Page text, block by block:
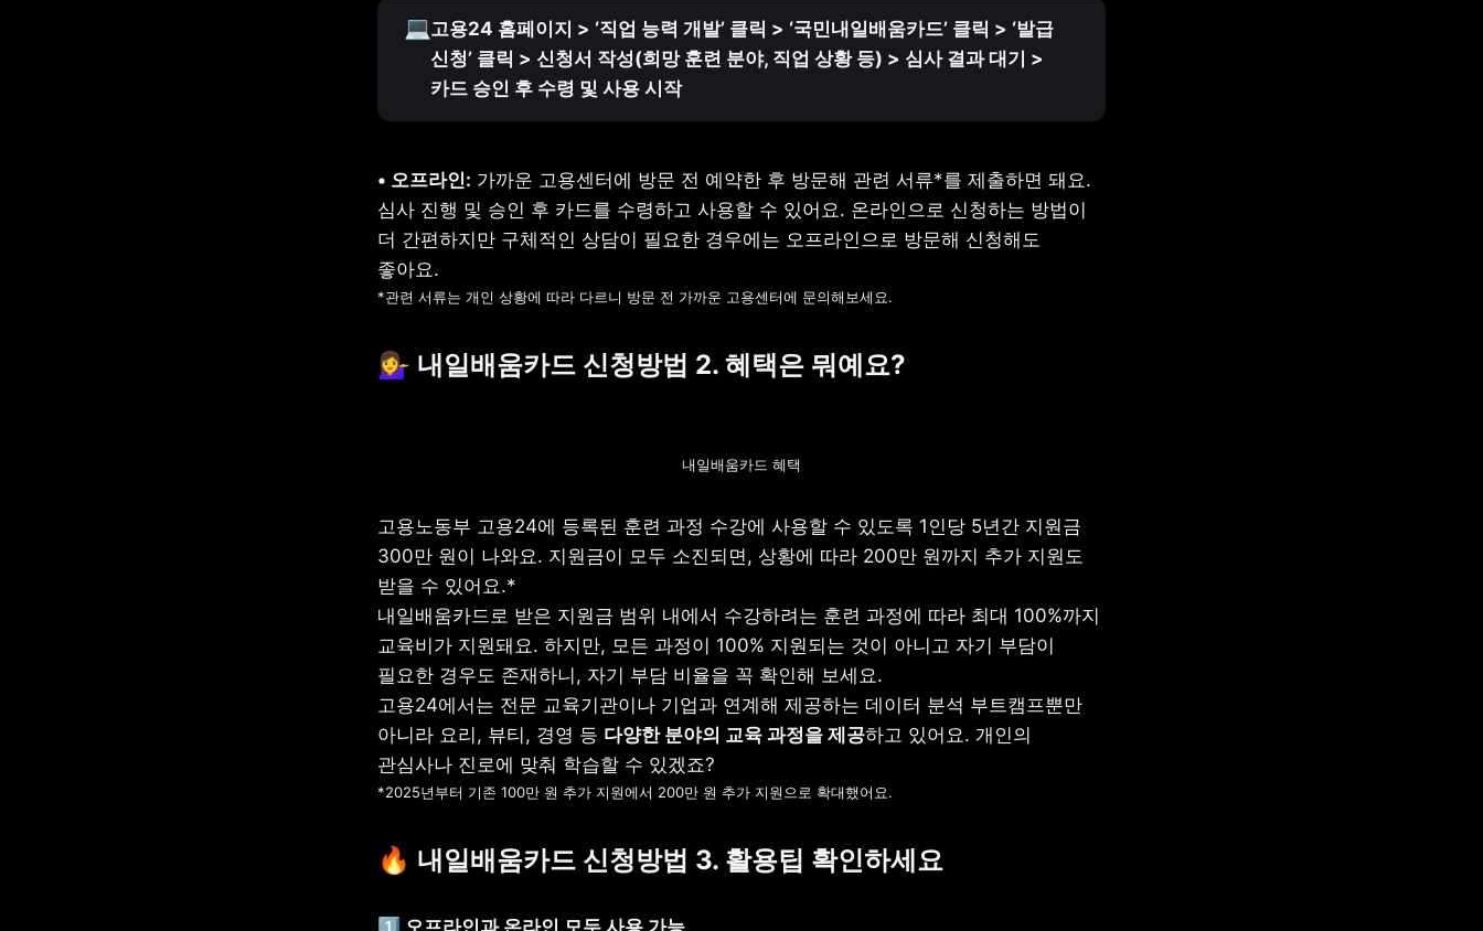
💻고용24 홈페이지 > ‘직업 능력 개발’ 클릭 > ‘국민내일배움카드’ 클릭 > ‘발급
신청’ 클릭 > 신청서 작성(희망 훈련 분야, 직업 상황 등) > 심사 결과 대기 >
카드 승인 후 수령 및 사용 시작
• 오프라인: 가까운 고용센터에 방문 전 예약한 후 방문해 관련 서류*를 제출하면 돼요.
심사 진행 및 승인 후 카드를 수령하고 사용할 수 있어요. 온라인으로 신청하는 방법이
더 간편하지만 구체적인 상담이 필요한 경우에는 오프라인으로 방문해 신청해도
*관련 서류는 개인 상황에 따라 다르니 방문 전 가까운 고용센터에 문의해보세요.
💁‍♀️ 내일배움카드 신청방법 2. 혜택은 뭐예요?
내일배움카드 혜택
고용노동부 고용24에 등록된 훈련 과정 수강에 사용할 수 있도록 1인당 5년간 지원금
300만 원이 나와요. 지원금이 모두 소진되면, 상황에 따라 200만 원까지 추가 지원도
받을 수 있어요.*
내일배움카드로 받은 지원금 범위 내에서 수강하려는 훈련 과정에 따라 최대 100%까지
교육비가 지원돼요. 하지만, 모든 과정이 100% 지원되는 것이 아니고 자기 부담이
필요한 경우도 존재하니, 자기 부담 비율을 꼭 확인해 보세요.
고용24에서는 전문 교육기관이나 기업과 연계해 제공하는 데이터 분석 부트캠프뿐만
아니라 요리, 뷰티, 경영 등 다양한 분야의 교육 과정을 제공하고 있어요. 개인의
*2025년부터 기존 100만 원 추가 지원에서 200만 원 추가 지원으로 확대했어요.
🔥 내일배움카드 신청방법 3. 활용팁 확인하세요